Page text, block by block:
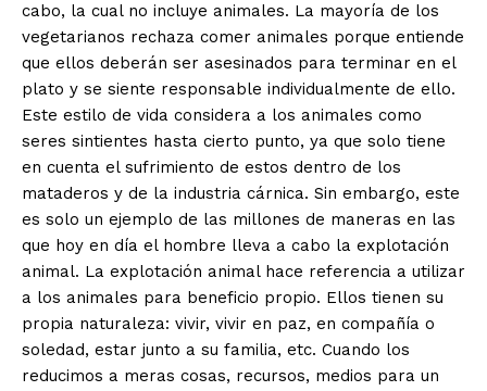
cabo, la cual no incluye animales. La mayoría de los
vegetarianos rechaza comer animales porque entiende
que ellos deberán ser asesinados para terminar en el
plato y se siente responsable individualmente de ello.
Este estilo de vida considera a los animales como
seres sintientes hasta cierto punto, ya que solo tiene
en cuenta el sufrimiento de estos dentro de los
mataderos y de la industria cárnica. Sin embargo, este
es solo un ejemplo de las millones de maneras en las
que hoy en día el hombre lleva a cabo la explotación
animal. La explotación animal hace referencia a utilizar
a los animales para beneficio propio. Ellos tienen su
propia naturaleza: vivir, vivir en paz, en compañía o
soledad, estar junto a su familia, etc. Cuando los
reducimos a meras cosas, recursos, medios para un